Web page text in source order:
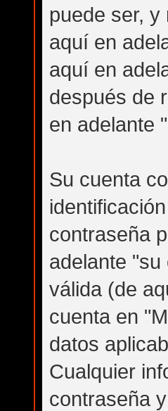
puede ser,
aquí en
aquí en
después de
en adelante
Su cuenta
contraseña
adelante
válida (de
cuenta en
datos
Cualquier
contraseña